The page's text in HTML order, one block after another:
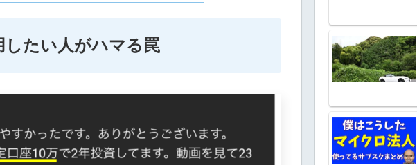
したい人がハマる罠